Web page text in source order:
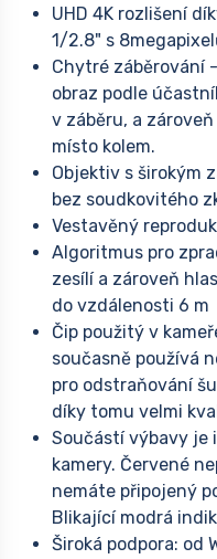
UHD 4K rozlišení
1/2.8" s
Chytré záběrování
obraz podle
v záběru, a
místo kolem.
Objektiv s širokým
bez soudkovitého
Vestavěný
Algoritmus pro
zesílí a zároveň
do vzdálenosti 6 m
Čip použitý v
současně používá
pro odstraňování
díky tomu velmi
Součástí výbavy je
kamery. Červené
nemáte připojený
Blikající modrá
Široká podpora: od